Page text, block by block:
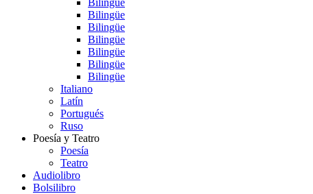
Bilingüe
Bilingüe
Bilingüe
Bilingüe
Bilingüe
Bilingüe
Bilingüe
Italiano
Latín
Portugués
Ruso
Poesía y Teatro
Poesía
Teatro
Audiolibro
Bolsilibro